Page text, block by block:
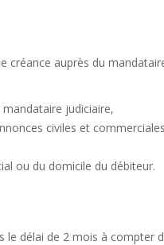
auprès du
judiciaire,
civiles et
ou du domicile du débiteur.
délai de 2 mois à compter